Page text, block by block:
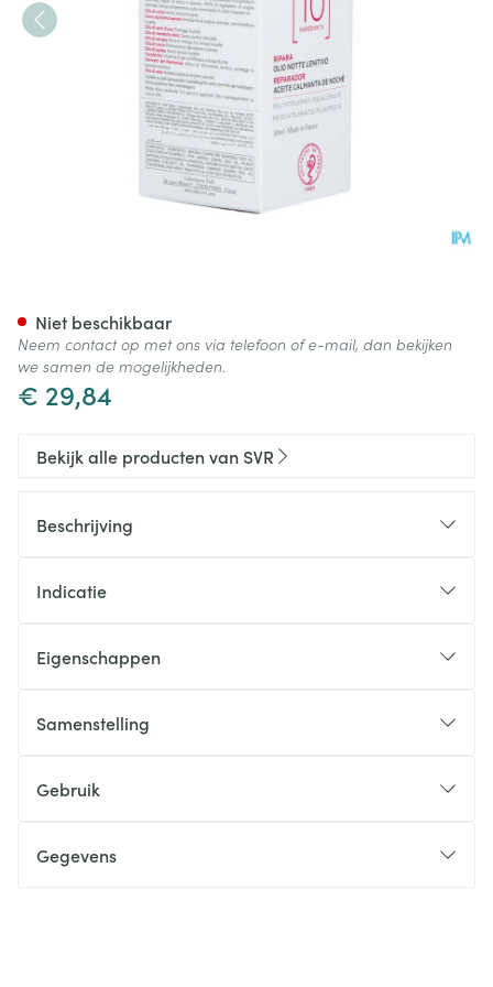
€ 29,84
Niet beschikbaar
Neem contact op met ons via telefoon of e-mail, dan bekijken
we samen de mogelijkheden.
Bekijk alle producten van SVR
Beschrijving
Indicatie
Eigenschappen
Samenstelling
Gebruik
Gegevens